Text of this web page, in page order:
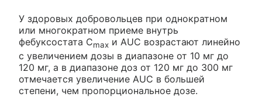
У здоровых добровольцев при однократном
или многократном приеме внутрь
фебуксостата Cmax и AUC возрастают линейно
с увеличением дозы в диапазоне от 10 мг до
120 мг, а в диапазоне доз от 120 мг до 300 мг
отмечается увеличение AUC в большей
степени, чем пропорциональное дозе.